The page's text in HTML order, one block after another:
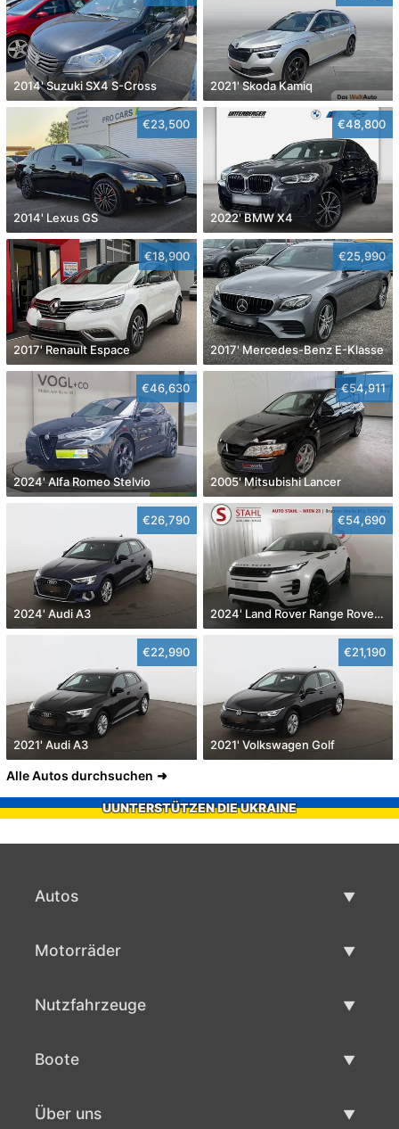
2014' Suzuki SX4 S-Cross 2021' Skoda Kamiq
€23,500
2014' Lexus GS
€48,800
2022' BMW X4
€18,900
2017' Renault Espace
€25,990
2017' Mercedes-Benz E-Klasse
€46,630
2024' Alfa Romeo Stelvio
€54,911
2005' Mitsubishi Lancer
€26,790
2024' Audi A3
€54,690
2024' Land Rover Range Rover Evoque
€22,990
2021' Audi A3
€21,190
2021' Volkswagen Golf
Alle Autos durchsuchen
UUNTERSTÜTZEN DIE UKRAINE
Autos
Motorräder
Nutzfahrzeuge
Boote
Über uns